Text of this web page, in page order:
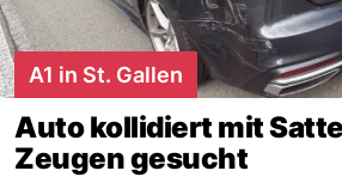
A1 in St. Gallen
Auto kollidiert mit
Zeugen gesucht